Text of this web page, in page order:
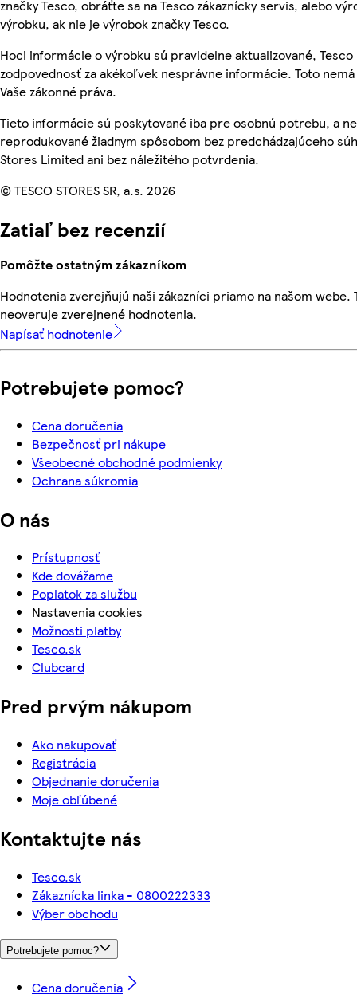
značky Tesco, obráťte sa na Tesco zákaznícky servis, alebo
výrobku, ak nie je výrobok značky Tesco.
Hoci informácie o výrobku sú pravidelne aktualizované, Tesco
zodpovednosť za akékoľvek nesprávne informácie. Toto
Vaše zákonné práva.
Tieto informácie sú poskytované iba pre osobnú potrebu, a
reprodukované žiadnym spôsobom bez predchádzajúceho
Stores Limited ani bez náležitého potvrdenia.
© TESCO STORES SR, a.s. 2026
Zatiaľ bez recenzií
Pomôžte ostatným zákazníkom
Hodnotenia zverejňujú naši zákazníci priamo na našom webe.
neoveruje zverejnené hodnotenia.
Napísať hodnotenie
Potrebujete pomoc?
Cena doručenia
Bezpečnosť pri nákupe
Všeobecné obchodné podmienky
Ochrana súkromia
O nás
Prístupnosť
Kde dovážame
Poplatok za službu
Nastavenia cookies
Možnosti platby
Tesco.sk
Clubcard
Pred prvým nákupom
Ako nakupovať
Registrácia
Objednanie doručenia
Moje obľúbené
Kontaktujte nás
Tesco.sk
Zákaznícka linka - 0800222333
Výber obchodu
Potrebujete pomoc?
Cena doručenia